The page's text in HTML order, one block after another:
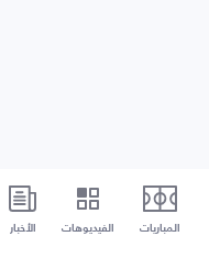
المباريات الفيديوهات الأخبار